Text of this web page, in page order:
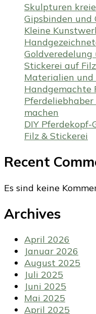
Skulpturen
Gipsbinden und
Kleine
Goldveredelung
Stickerei auf
Materialien
Handgemachte
Pferdeliebhaber
machen
DIY
Filz & Stickerei
Recent
Es sind keine
Archives
April 2026
Januar 2026
August 2025
Juli 2025
Juni 2025
Mai 2025
April 2025